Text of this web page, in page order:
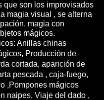
que son los improvisados
magia visual , se alterna
magia con
mágicos.
Anillas chinas
Producción de
cortada, aparición de
pescada , caja-fuego,
,Pompones mágicos
naipes, Viaje del dado ,